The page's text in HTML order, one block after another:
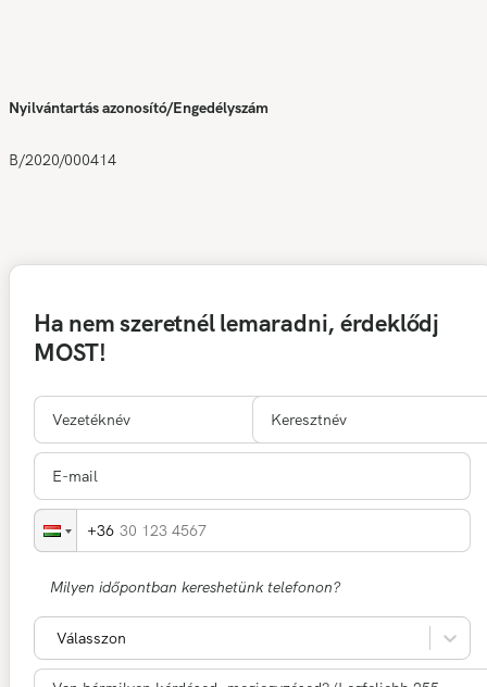
Nyilvántartás azonosító/Engedélyszám
B/2020/000414
Ha nem szeretnél lemaradni, érdeklődj
MOST!
30 123 4567
Milyen időpontban kereshetünk telefonon?
Válasszon